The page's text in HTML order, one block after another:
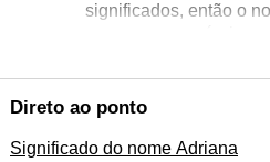
significados, então o
carrega sua própria
dentro de rimas. Tudo
e mensagens para
Direto ao ponto
Significado do nome Adriana